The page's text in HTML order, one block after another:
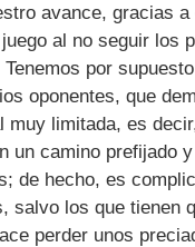
avance, gracias a
al no seguir los
por
oponentes, que
muy limitada, es
un camino prefijado
de hecho, es
salvo los que tienen
perder unos